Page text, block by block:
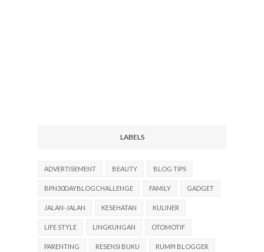
LABELS
ADVERTISEMENT BEAUTY BLOG TIPS
BPN30DAYBLOGCHALLENGE FAMILY GADGET
JALAN-JALAN KESEHATAN KULINER
LIFE STYLE LINGKUNGAN OTOMOTIF
PARENTING RESENSI BUKU RUMPI BLOGGER